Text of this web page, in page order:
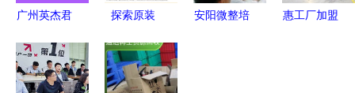
效
广州英杰君
询服务部
——专业信
探索原装
主板A78M-
A 性能与价
安阳微整培
惠工厂加盟